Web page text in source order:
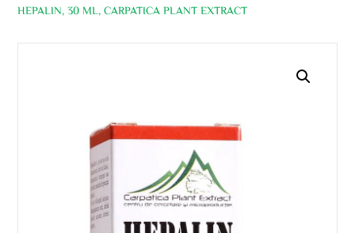
HEPALIN, 30 ML, CARPATICA PLANT EXTRACT